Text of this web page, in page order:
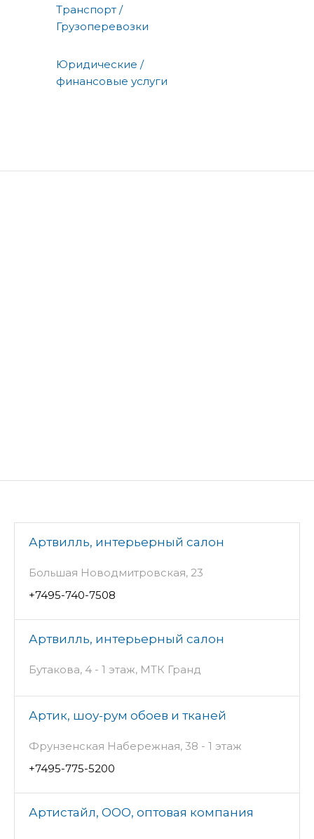
Транспорт /
Грузоперевозки
Юридические /
финансовые услуги
Артвилль, интерьерный салон
Большая Новодмитровская, 23
+7495-740-7508
Артвилль, интерьерный салон
Бутакова, 4 - 1 этаж, МТК Гранд
Артик, шоу-рум обоев и тканей
Фрунзенская Набережная, 38 - 1 этаж
+7495-775-5200
Артистайл, ООО, оптовая компания